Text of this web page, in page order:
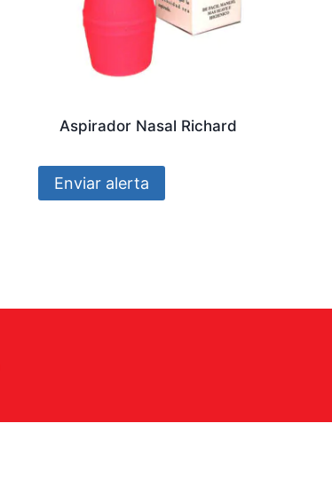
Aspirador Nasal Richard
Enviar alerta